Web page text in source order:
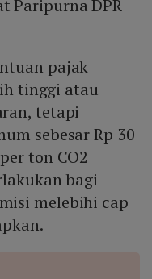
Paripurna DPR
pajak
tinggi atau
tetapi
sebesar Rp 30
ton CO2
bagi
melebihi cap